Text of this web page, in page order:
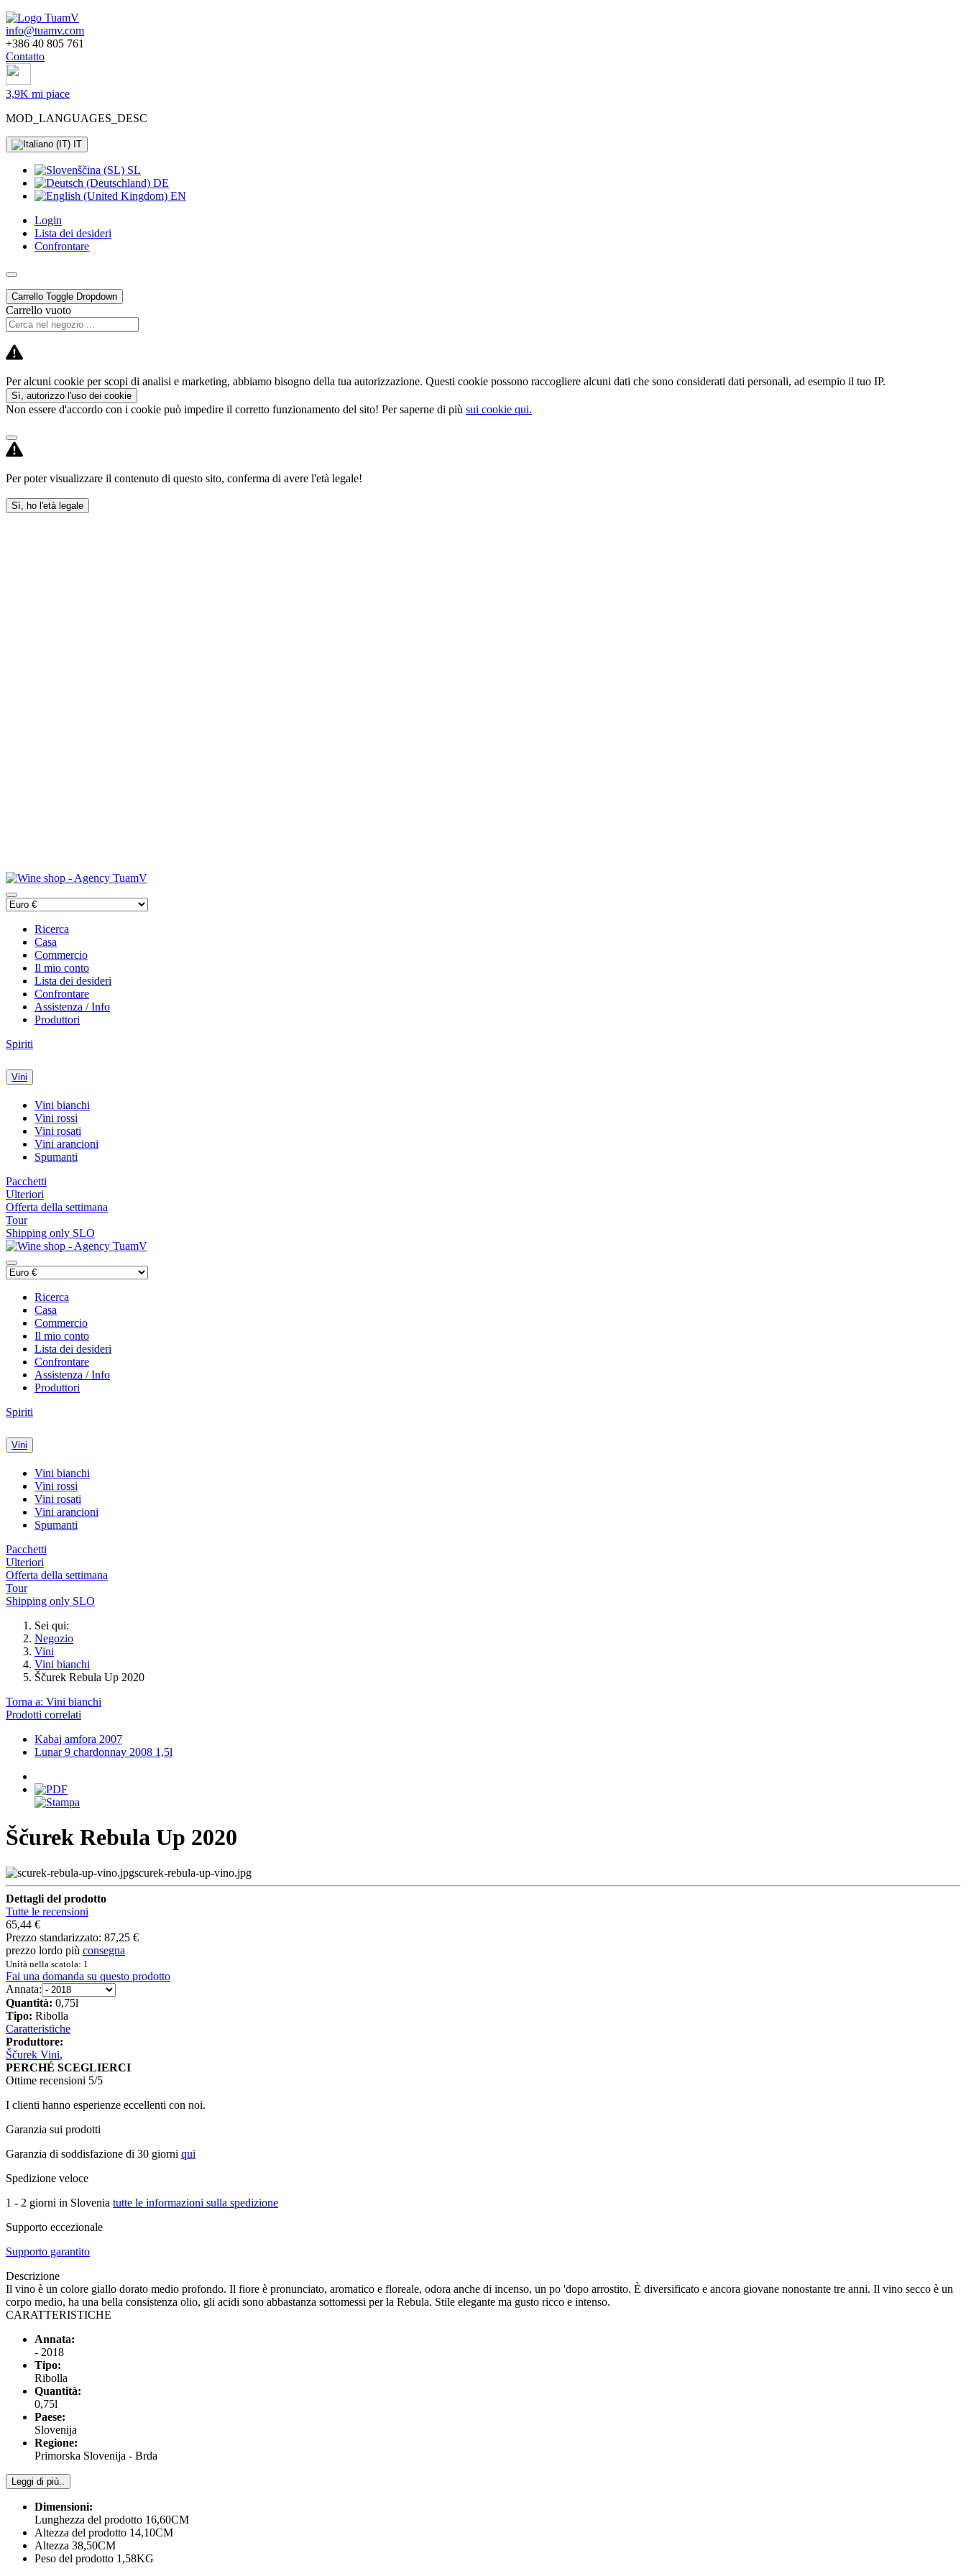
info@tuamv.com
+386 40 805 761
Contatto
3,9K mi piace
MOD_LANGUAGES_DESC
IT
SL
DE
EN
Login
Lista dei desideri
Confrontare
Carrello Toggle Dropdown
Carrello vuoto
Per alcuni cookie per scopi di analisi e marketing, abbiamo bisogno della tua autorizzazione. Questi cookie possono raccogliere alcuni dati che sono considerati dati personali, ad esempio il tuo IP.
Sì, autorizzo l'uso dei cookie
Non essere d'accordo con i cookie può impedire il corretto funzionamento del sito! Per saperne di più sui cookie qui.
Per poter visualizzare il contenuto di questo sito, conferma di avere l'età legale!
Sì, ho l'età legale
Ricerca
Casa
Commercio
Il mio conto
Lista dei desideri
Confrontare
Assistenza / Info
Produttori
Spiriti
Vini
Vini bianchi
Vini rossi
Vini rosati
Vini arancioni
Spumanti
Pacchetti
Ulteriori
Offerta della settimana
Tour
Shipping only SLO
Ricerca
Casa
Commercio
Il mio conto
Lista dei desideri
Confrontare
Assistenza / Info
Produttori
Spiriti
Vini
Vini bianchi
Vini rossi
Vini rosati
Vini arancioni
Spumanti
Pacchetti
Ulteriori
Offerta della settimana
Tour
Shipping only SLO
Sei qui:
Negozio
Vini
Vini bianchi
Ščurek Rebula Up 2020
Torna a: Vini bianchi
Prodotti correlati
Kabaj amfora 2007
Lunar 9 chardonnay 2008 1,5l
Ščurek Rebula Up 2020
scurek-rebula-up-vino.jpg
Dettagli del prodotto
Tutte le recensioni
65,44 €
Prezzo standarizzato: 87,25 €
prezzo lordo più consegna
Unità nella scatola: 1
Fai una domanda su questo prodotto
Annata:
Quantità: 0,75l
Tipo: Ribolla
Caratteristiche
Produttore:
Ščurek Vini,
PERCHÉ SCEGLIERCI
Ottime recensioni 5/5
I clienti hanno esperienze eccellenti con noi.
Garanzia sui prodotti
Garanzia di soddisfazione di 30 giorni qui
Spedizione veloce
1 - 2 giorni in Slovenia tutte le informazioni sulla spedizione
Supporto eccezionale
Supporto garantito
Descrizione
Il vino è un colore giallo dorato medio profondo. Il fiore è pronunciato, aromatico e floreale, odora anche di incenso, un po 'dopo arrostito. È diversificato e ancora giovane nonostante tre anni. Il vino secco è un
corpo medio, ha una bella consistenza olio, gli acidi sono abbastanza sottomessi per la Rebula. Stile elegante ma gusto ricco e intenso.
CARATTERISTICHE
Annata:
- 2018
Tipo:
Ribolla
Quantità:
0,75l
Paese:
Slovenija
Regione:
Primorska Slovenija - Brda
Leggi di più..
Dimensioni:
Lunghezza del prodotto 16,60CM
Altezza del prodotto 14,10CM
Altezza 38,50CM
Peso del prodotto 1,58KG